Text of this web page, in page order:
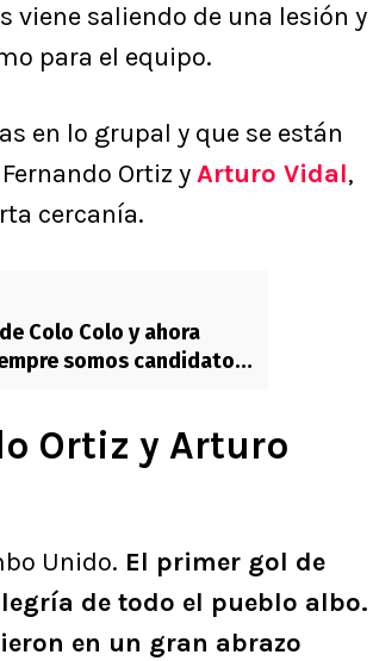
viene saliendo de una lesión y
para el equipo.
en lo grupal y que se están
Ortiz yArturo Vidal,
cercanía.
Colo Colo y ahora
somos candidatos
Ortiz y Arturo
Unido. El primer gol de
de todo el pueblo albo.
en un gran abrazo